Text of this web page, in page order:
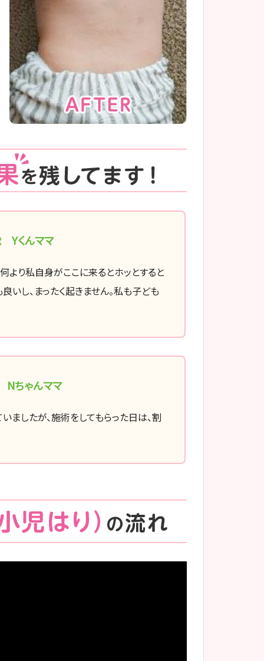
Yくんママ
より私自身がここに来るとホッとすると
し、まったく起きません。私も子ども
ちゃんママ
ましたが、施術をしてもらった日は、割